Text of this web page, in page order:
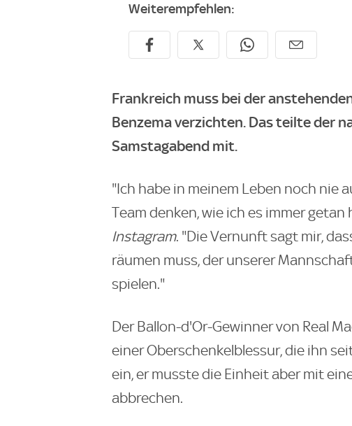
Weiterempfehlen:
Frankreich muss bei der
Benzema verzichten. Das teilte der
Samstagabend mit.
"Ich habe in meinem Leben noch nie
Team denken, wie ich es immer getan
Instagram. "Die Vernunft sagt mir,
räumen muss, der unserer
spielen."
Der Ballon-d'Or-Gewinner von Real
einer Oberschenkelblessur, die ihn
ein, er musste die Einheit aber mit
abbrechen.